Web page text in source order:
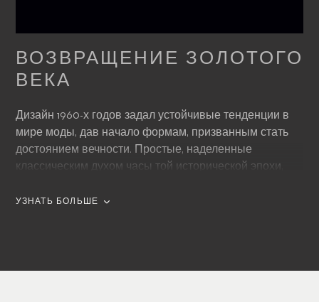
ВОЗВРАЩЕНИЕ ЗОЛОТОГО
ВЕКА
Дизайн 1960-х годов задал устойчивые тенденции в
мире моды, дав начало формам, призванным стать
достоянием вечности. Простые, наделенные
классическим духом часы той исторической эпохи,
оформленным циферблатом, определили новые
Классический сдержанный дизайн позволяет по
УЗНАТЬ БОЛЬШЕ